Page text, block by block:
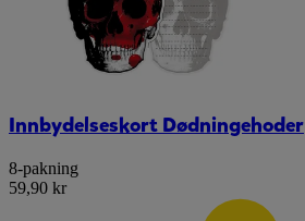
Innbydelseskort Dødningehoder
8-pakning
59,90 kr